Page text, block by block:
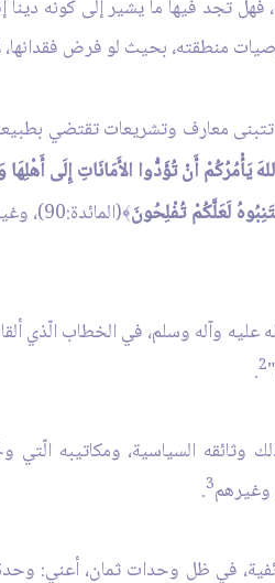
فهل تجد فيها ما يشير إلى كونه
منطقته، بحيث لو فرض فقدانها،
معارف وتشريعات تقتضي
يَأْمُرُكُمْ أَنْ تُؤَدُّوا الأَمَانَاتِ إِلَى
لَعَلَّكُمْ تُفْلِحُونَ﴾
وآله وسلم، في الخطاب الّذي
2
.
السياسية، ومكاتيبه
وغيرهم3
.
في ظل وحدات ثمان، أعني: